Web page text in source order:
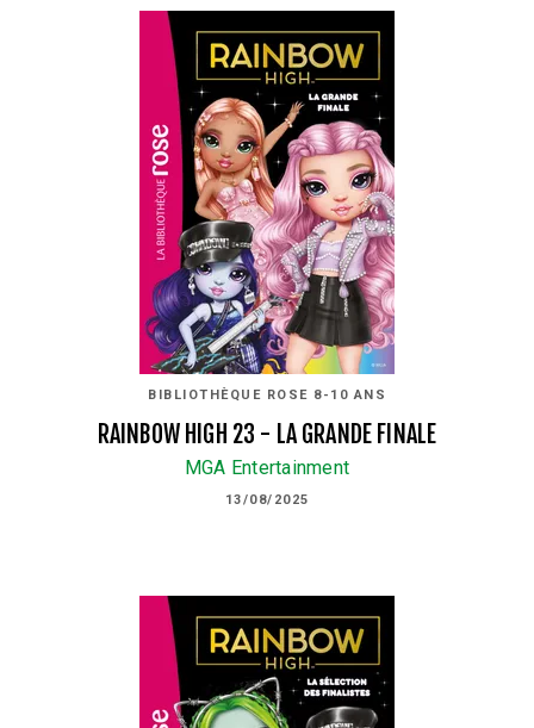
BIBLIOTHÈQUE ROSE 8-10 ANS
RAINBOW HIGH 23 - LA GRANDE FINALE
MGA Entertainment
13/08/2025